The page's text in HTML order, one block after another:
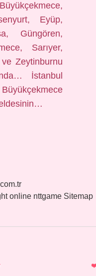
Eyüp,
Güngören,
Sarıyer,
Zeytinburnu
İstanbul
online nttgame Sitemap